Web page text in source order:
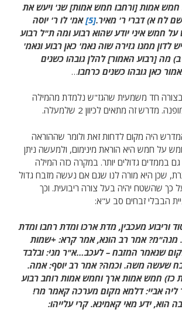
חמש אמות [ורחבו חמש אמות] שנ' ויעש את
לח א) דברי ר' מאיר.[5]
אמ' לו ר' יוסה
חמש איני יודע שהוא רבוע ומה ת"ל רבוע
לדון ממנו גזירה שוה נאמ' כאן רבוע ונאמ'
מה [רבוע האמור] להלן גובהו כשנים
כאן גובהו כשנים כרחבו…
בצורה חד משמעית שהגז"ש נלמדת מהמילה
מדרש זה מתאים לכיוון 2 שלמעלה.
היה מקום לדחות זאת ולומר שההוראה
על חמש היא הוראת מינימום, ולמעשה ניתן
בממדים גדולים יותר. במקרה כזה המילה
שכן היא מורה לנו שגם אם נעשה מזבח גדול
כך שהשטח יהיה בעל צורה ריבועית. וכך
הבבלי זבחים סב ע"א:
וריבוע מעכבין, מדת ארכו ומדת רחבו ומדת
מנה"מ? אמר רב הונא, אמר קרא: +שמות
שנאמר המזבח – לעכב…א"ר מני: ובלבד
שעשה משה. וכמה? אמר רב יוסף: אמה.
כז) חמש אמות ארך וחמש אמות רוחב רבוע
ליה אביי: דלמא מקום מערכה קאמר מר!
הוא, ידע מאי קאמינא. קרי עלייהו: